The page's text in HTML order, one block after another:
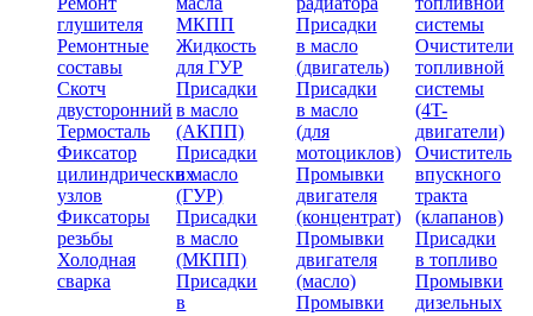
глушителя
Ремонтные
составы
Скотч
двусторонний
Термосталь
Фиксатор
цилиндрических
узлов
Фиксаторы
резьбы
Холодная
сварка
МКПП
Жидкость
для ГУР
Присадки
в масло
(АКПП)
Присадки
в масло
(ГУР)
Присадки
в масло
(МКПП)
Присадки
в
Присадки
в масло
(двигатель)
Присадки
в масло
(для
мотоциклов)
Промывки
двигателя
(концентрат)
Промывки
двигателя
(масло)
Промывки
системы
Очистители
топливной
системы
(4T-
двигатели)
Очиститель
впускного
тракта
(клапанов)
Присадки
в топливо
Промывки
дизельных